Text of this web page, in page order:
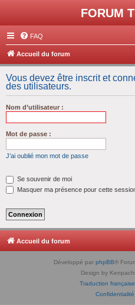
FORUM
FAQ
Accueil du forum
Vous devez être inscrit et
des utilisateurs.
Nom d’utilisateur :
Mot de passe :
J’ai oublié mon mot de passe
Se souvenir de moi
Masquer ma présence pour cette
Accueil du forum
Développé par phpBB®
Design by
Traduction
Confidentialité